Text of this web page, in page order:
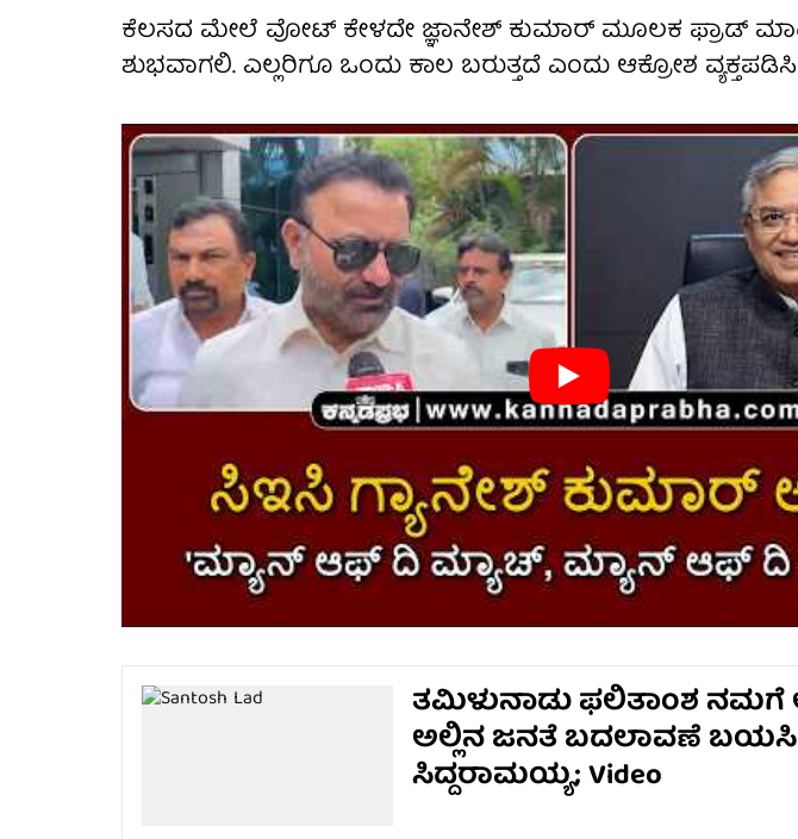
ಕೆಲಸದ ಮೇಲೆ ವೋಟ್ ಕೇಳದೇ ಜ್ಞಾನೇಶ್ ಕುಮಾರ್ ಮೂಲಕ ಫ್ರಾಡ್
ಶುಭವಾಗಲಿ. ಎಲ್ಲರಿಗೂ ಒಂದು ಕಾಲ ಬರುತ್ತದೆ ಎಂದು ಆಕ್ರೋಶ
ತಮಿಳುನಾಡು ಫಲಿತಾಂಶ ನಮಗೆ
ಅಲ್ಲಿನ ಜನತೆ ಬದಲಾವಣೆ
ಸಿದ್ದರಾಮಯ್ಯ; Video